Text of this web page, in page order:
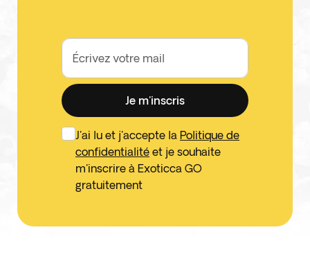
Écrivez votre mail
Je m'inscris
J'ai lu et j'accepte la Politique de
confidentialité et je souhaite
m'inscrire à Exoticca GO
gratuitement